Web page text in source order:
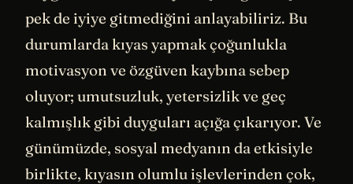
pek de iyiye gitmediğini anlayabiliriz. Bu
durumlarda kıyas yapmak çoğunlukla
motivasyon ve özgüven kaybına sebep
oluyor; umutsuzluk, yetersizlik ve geç
kalmışlık gibi duyguları açığa çıkarıyor. Ve
günümüzde, sosyal medyanın da etkisiyle
birlikte, kıyasın olumlu işlevlerinden çok,